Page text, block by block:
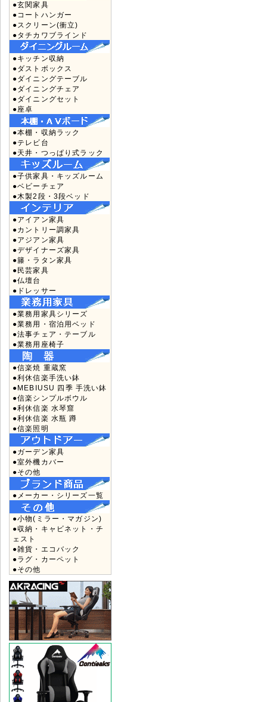
●玄関家具
●コートハンガー
●スクリーン(衝立)
●タチカワブラインド
●キッチン収納
●ダストボックス
●ダイニングテーブル
●ダイニングチェア
●ダイニングセット
●座卓
●本棚・収納ラック
●テレビ台
●天井・つっぱり式ラック
●子供家具・キッズルーム
●ベビーチェア
●木製2段・3段ベッド
●アイアン家具
●カントリー調家具
●アジアン家具
●デザイナーズ家具
●籐・ラタン家具
●民芸家具
●仏壇台
●ドレッサー
●業務用家具シリーズ
●業務用・宿泊用ベッド
●法事チェア・テーブル
●業務用座椅子
●信楽焼 重蔵窯
●利休信楽手洗い鉢
●MEBIUSU 四季 手洗い鉢
●信楽シンプルボウル
●利休信楽 水琴窟
●利休信楽 水瓶 蹲
●信楽照明
●ガーデン家具
●室外機カバー
●その他
●メーカー・シリーズ一覧
●小物(ミラー・マガジン)
●収納・キャビネット・チ
ェスト
●雑貨・エコバック
●ラグ・カーペット
●その他